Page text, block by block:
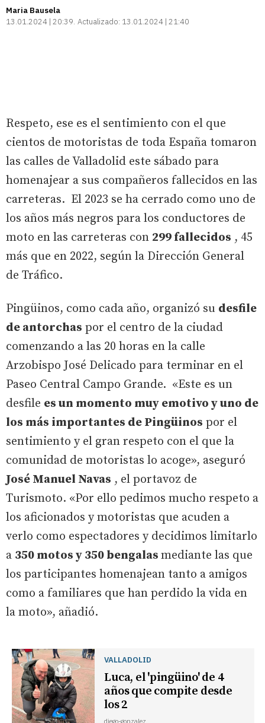
Maria Bausela
13.01.2024 | 20:39 Actualizado: 13.01.2024 | 21:40
Respeto, ese es el sentimiento con el que
cientos de motoristas de toda España tomaron
las calles de Valladolid este sábado para
homenajear a sus compañeros fallecidos en las
carreteras. El 2023 se ha cerrado como uno de
los años más negros para los conductores de
moto en las carreteras con 299 fallecidos , 45
más que en 2022, según la Dirección General
de Tráfico.
Pingüinos, como cada año, organizó su desfile
de antorchas por el centro de la ciudad
comenzando a las 20 horas en la calle
Arzobispo José Delicado para terminar en el
Paseo Central Campo Grande. «Este es un
desfile es un momento muy emotivo y uno de
los más importantes de Pingüinos por el
sentimiento y el gran respeto con el que la
comunidad de motoristas lo acoge», aseguró
José Manuel Navas , el portavoz de
Turismoto. «Por ello pedimos mucho respeto a
los aficionados y motoristas que acuden a
verlo como espectadores y decidimos limitarlo
a 350 motos y 350 bengalas mediante las que
los participantes homenajean tanto a amigos
como a familiares que han perdido la vida en
la moto», añadió.
VALLADOLID
Luca, el 'pingüino' de 4
años que compite desde
los 2
diego-gonzalez